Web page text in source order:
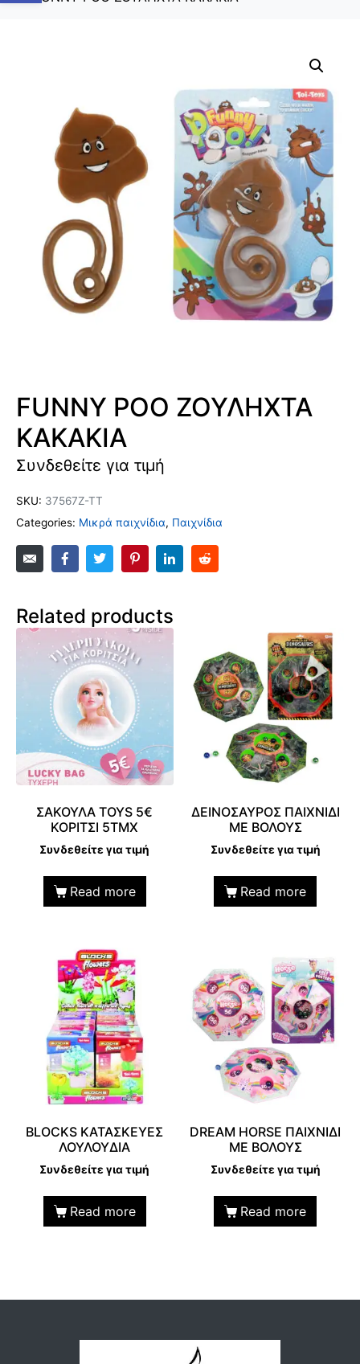
FUNNY POO ΖΟΥΛΗΧΤΑ
ΚΑΚΑΚΙΑ
Συνδεθείτε για τιμή
SKU: 37567Ζ-ΤΤ
Categories: Μικρά παιχνίδια, Παιχνίδια
Related products
ΣΑΚΟΥΛΑ ΤΟΥS 5€
ΚΟΡΙΤΣΙ 5ΤΜΧ
Συνδεθείτε για τιμή
Read more
ΔΕΙΝΟΣΑΥΡΟΣ ΠΑΙΧΝΙΔΙ
ΜΕ ΒΟΛΟΥΣ
Συνδεθείτε για τιμή
Read more
BLOCKS ΚΑΤΑΣΚΕΥΕΣ
ΛΟΥΛΟΥΔΙΑ
Συνδεθείτε για τιμή
Read more
DREAM HORSE ΠΑΙΧΝΙΔΙ
ΜΕ ΒΟΛΟΥΣ
Συνδεθείτε για τιμή
Read more